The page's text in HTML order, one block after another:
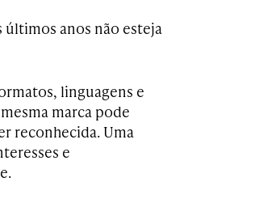
últimos anos não esteja
linguagens e
marca pode
reconhecida. Uma
e